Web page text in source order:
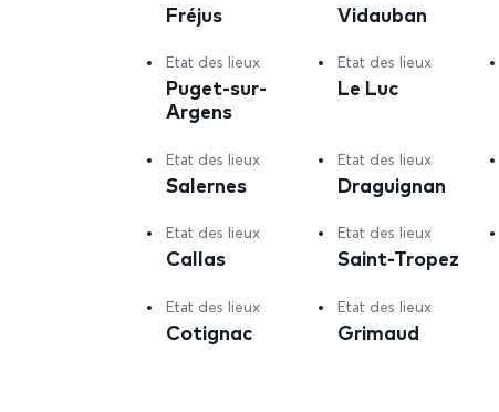
Fréjus Vidauban
Etat des lieux
Puget-sur-
Argens
Etat des lieux
Le Luc
Etat des lieux
Salernes
Etat des lieux
Draguignan
Etat des lieux
Callas
Etat des lieux
Saint-Tropez
Etat des lieux
Cotignac
Etat des lieux
Grimaud